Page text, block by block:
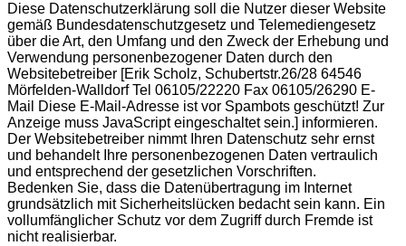
Diese Datenschutzerklärung soll die Nutzer dieser Website
gemäß Bundesdatenschutzgesetz und Telemediengesetz
über die Art, den Umfang und den Zweck der Erhebung und
Verwendung personenbezogener Daten durch den
Websitebetreiber [Erik Scholz, Schubertstr.26/28 64546
Mörfelden-Walldorf Tel 06105/22220 Fax 06105/26290 E-
Mail
Diese E-Mail-Adresse ist vor Spambots geschützt! Zur
Anzeige muss JavaScript eingeschaltet sein.] informieren.
Der Websitebetreiber nimmt Ihren Datenschutz sehr ernst
und behandelt Ihre personenbezogenen Daten vertraulich
und entsprechend der gesetzlichen Vorschriften.
Bedenken Sie, dass die Datenübertragung im Internet
grundsätzlich mit Sicherheitslücken bedacht sein kann. Ein
vollumfänglicher Schutz vor dem Zugriff durch Fremde ist
nicht realisierbar.